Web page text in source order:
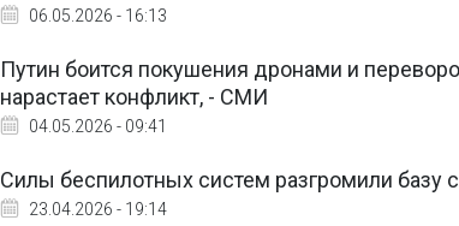
06.05.2026 - 16:13
Путин боится покушения дронами и
нарастает конфликт, - СМИ
04.05.2026 - 09:41
Силы беспилотных систем разгромили базу
23.04.2026 - 19:14